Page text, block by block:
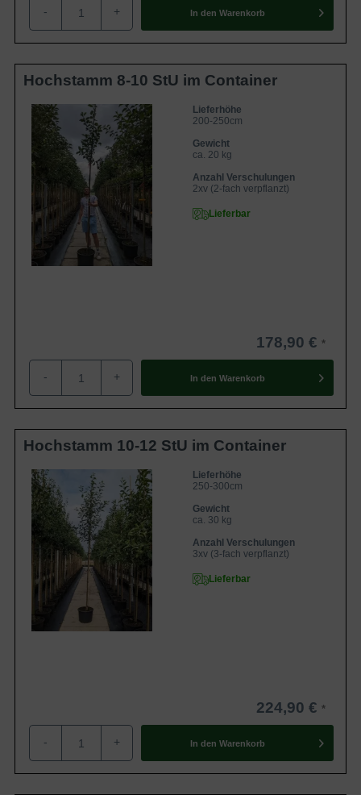
- + In den Warenkorb
Hochstamm 8-10 StU im Container
Lieferhöhe
200-250cm
Gewicht
ca. 20 kg
Anzahl Verschulungen
2xv (2-fach verpflanzt)
Lieferbar
178,90 €
- + In den Warenkorb
Hochstamm 10-12 StU im Container
Lieferhöhe
250-300cm
Gewicht
ca. 30 kg
Anzahl Verschulungen
3xv (3-fach verpflanzt)
Lieferbar
224,90 €
- + In den Warenkorb